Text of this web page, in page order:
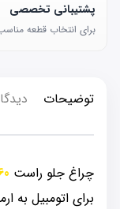
پشتیبانی تخصصی
برای انتخاب قطعه
توضیحات
چراغ جلو راست
برای اتومبیل به